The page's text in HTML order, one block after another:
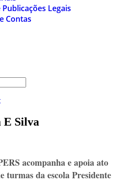
Publicações Legais
Contas
E Silva
acompanha e apoia ato
turmas da escola Presidente